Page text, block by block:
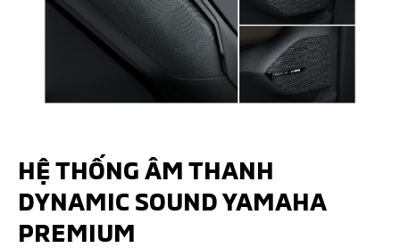
HỆ THỐNG ÂM THANH
DYNAMIC SOUND YAMAHA
PREMIUM